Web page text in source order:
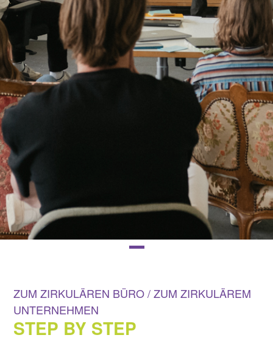
ZUM ZIRKULÄREN BÜRO / ZUM ZIRKULÄREM
UNTERNEHMEN
STEP BY STEP